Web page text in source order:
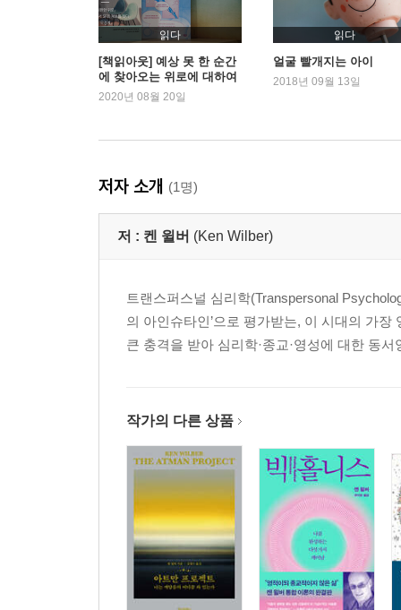
읽다
[책읽아웃] 예상 못 한 순간
에 찾아오는 위로에 대하여
2020년 08월 20일
읽다
얼굴 빨개지는 아이
2018년 09월 13일
저자 소개 (1명)
저 : 켄 윌버 (Ken Wilber)
트랜스퍼스널 심리학(Transpersonal
의 아인슈타인’으로 평가받는, 이 시대의 가
큰 충격을 받아 심리학·종교·영성에 대한 동
작가의 다른 상품